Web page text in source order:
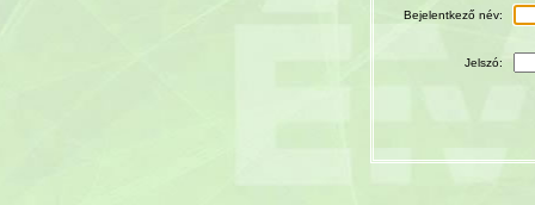
Bejelentkező név:
Jelszó: